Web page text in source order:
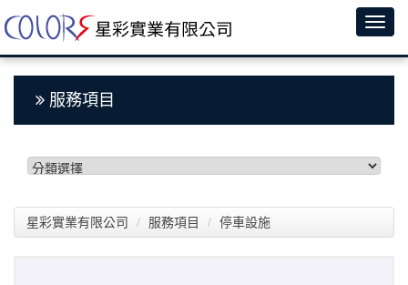
服務項目
星彩實業有限公司 服務項目 停車設施